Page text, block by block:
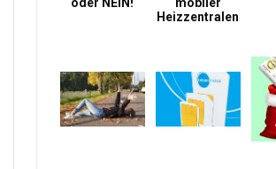
oder NEIN!
mobiler
Heizzentralen